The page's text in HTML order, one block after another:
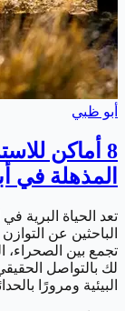
أبو ظبي
8 أماكن
المذهلة في
تعد الحياة البرية
الباحثين عن
تجمع بين
لك بالتواصل
البيئية ومرورًا